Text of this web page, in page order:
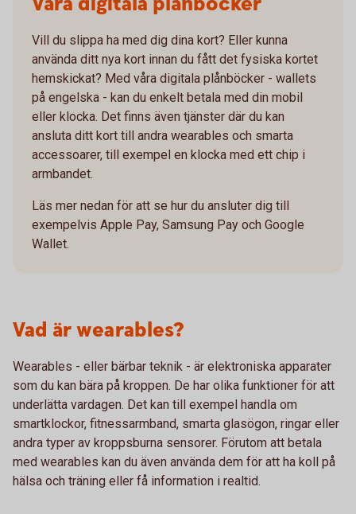
Vill du slippa ha med dig dina kort? Eller kunna
använda ditt nya kort innan du fått det fysiska kortet
hemskickat? Med våra digitala plånböcker - wallets
på engelska - kan du enkelt betala med din mobil
eller klocka. Det finns även tjänster där du kan
ansluta ditt kort till andra wearables och smarta
accessoarer, till exempel en klocka med ett chip i
armbandet.
Läs mer nedan för att se hur du ansluter dig till
exempelvis Apple Pay, Samsung Pay och Google
Wallet.
Vad är wearables?
Wearables - eller bärbar teknik - är elektroniska apparater
som du kan bära på kroppen. De har olika funktioner för att
underlätta vardagen. Det kan till exempel handla om
smartklockor, fitnessarmband, smarta glasögon, ringar eller
andra typer av kroppsburna sensorer. Förutom att betala
med wearables kan du även använda dem för att ha koll på
hälsa och träning eller få information i realtid.